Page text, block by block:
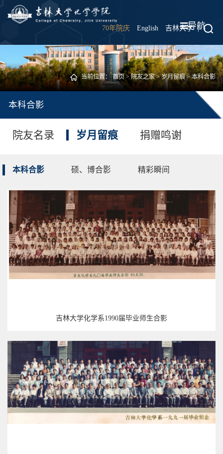
70年院庆 English 吉林大学 |
导航
当前位置：首页>院友之家>岁月留痕>本科合影
本科合影
院友名录 岁月留痕
本科合影 硕、博合影 精彩瞬间
捐赠鸣谢
吉林大学化学系1990届毕业师生合影